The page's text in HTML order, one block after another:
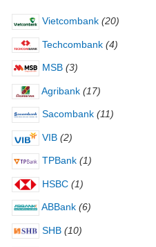
Vietcombank (20)
Techcombank (4)
MSB (3)
Agribank (17)
Sacombank (11)
VIB (2)
TPBank (1)
HSBC (1)
ABBank (6)
SHB (10)